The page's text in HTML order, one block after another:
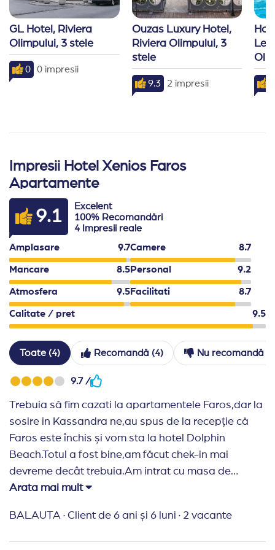
-Nu este permisa iesirea din restaurante cu mancare
-Un cod vestimentar adecvat este obligatoriu in
-Hotelul isi rezerva dreptul de a modifica programul
GL Hotel, Riviera
Olimpului, 3 stele
0 0 impresii
Ouzas Luxury Hotel,
Riviera Olimpului, 3
stele
9.3 2 impresii
Impresii Hotel Xenios Faros
Apartamente
9.1
Excelent
100% Recomandări
4 Impresii reale
Amplasare
9.7Camere 8.7
Mancare 8.5Personal 9.2
Atmosfera 9.5Facilitati 8.7
Calitate / pret 9.5
Toate (4) Recomandă (4) Nu recomandă
9.7 /
Trebuia să fim cazati la apartamentele Faros,dar la
sosire in Kassandra ne,au spus de la recepție că
Faros este închis și vom sta la hotel Dolphin
Beach.Totul a fost bine,am făcut chek-in mai
devreme decât trebuia.Am intrat cu masa de
prânz,am mers apoi la plaja,a fost totul bine încă
pe1iulie,apoi au început să mai vina.Personalul
Arata mai mult
BALAUTA · Client de 6 ani și 6 luni · 2 vacante